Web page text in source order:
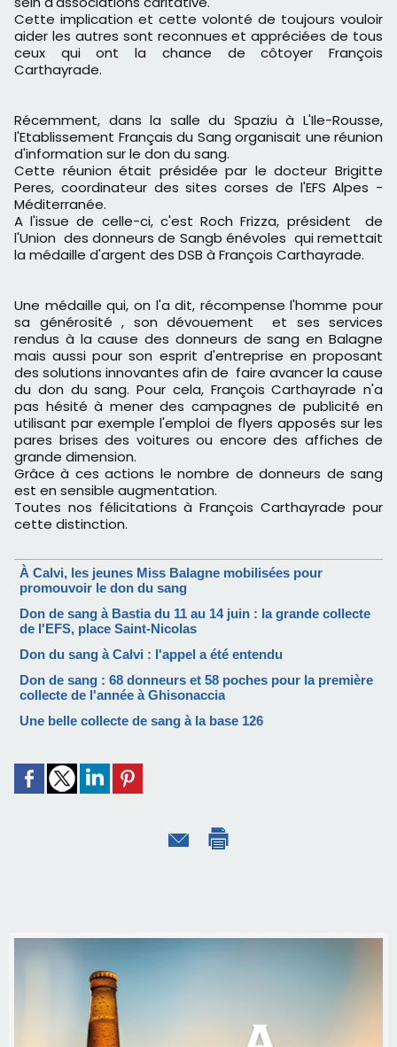
Cette implication et cette volonté de toujours vouloir
aider les autres sont reconnues et appréciées de tous
ceux qui ont la chance de côtoyer François
Carthayrade.
Récemment, dans la salle du Spaziu à L'Ile-Rousse,
l'Etablissement Français du Sang organisait une réunion
d'information sur le don du sang.
Cette réunion était présidée par le docteur Brigitte
Peres, coordinateur des sites corses de l'EFS Alpes -
Méditerranée.
A l'issue de celle-ci, c'est Roch Frizza, président de
l'Union des donneurs de Sangb énévoles qui remettait
la médaille d'argent des DSB à François Carthayrade.
Une médaille qui, on l'a dit, récompense l'homme pour
sa générosité , son dévouement et ses services
rendus à la cause des donneurs de sang en Balagne
mais aussi pour son esprit d'entreprise en proposant
des solutions innovantes afin de faire avancer la cause
du don du sang. Pour cela, François Carthayrade n'a
pas hésité à mener des campagnes de publicité en
utilisant par exemple l'emploi de flyers apposés sur les
pares brises des voitures ou encore des affiches de
grande dimension.
Grâce à ces actions le nombre de donneurs de sang
est en sensible augmentation.
Toutes nos félicitations à François Carthayrade pour
cette distinction.
À Calvi, les jeunes Miss Balagne mobilisées pour
promouvoir le don du sang
Don de sang à Bastia du 11 au 14 juin : la grande collecte
de l'EFS, place Saint-Nicolas
Don du sang à Calvi : l'appel a été entendu
Don de sang : 68 donneurs et 58 poches pour la première
collecte de l'année à Ghisonaccia
Une belle collecte de sang à la base 126